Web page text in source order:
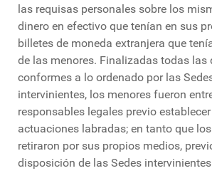
las requisas personales sobre los
dinero en efectivo que tenían en sus
billetes de moneda extranjera que
de las menores. Finalizadas todas las
conformes a lo ordenado por las
intervinientes, los menores fueron
responsables legales previo
actuaciones labradas; en tanto que
retiraron por sus propios medios,
disposición de las Sedes